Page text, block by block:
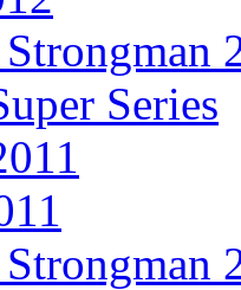
Series